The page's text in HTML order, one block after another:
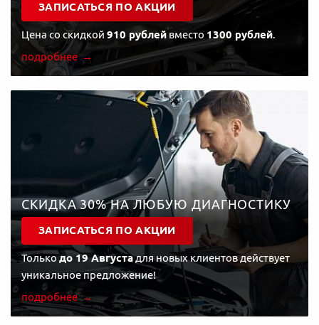
ЗАПИСАТЬСЯ ПО АКЦИИ
Цена со скидкой 910 рублей вместо 1300 рублей.
подробнее
СКИДКА 30% НА ЛЮБУЮ ДИАГНОСТИКУ
ЗАПИСАТЬСЯ ПО АКЦИИ
Толькодо 19 Августадля новых клиентов действует
уникальное предложение!
подробнее